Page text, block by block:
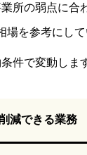
所の弱点に
を参考にして
件で変動しま
減できる業務